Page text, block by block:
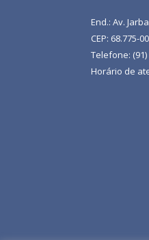
End.: Av.
CEP: 68.775-
Telefone: (91)
Horário de